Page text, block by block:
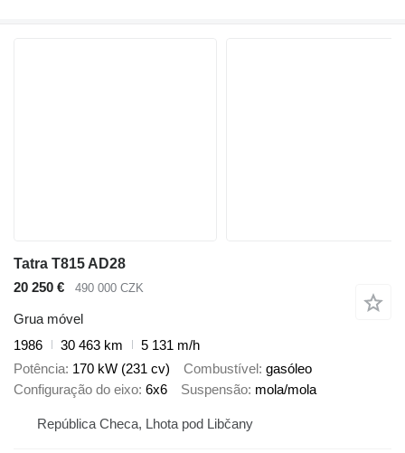
Tatra T815 AD28
20 250 €
490 000 CZK
Grua móvel
1986
30 463 km
5 131 m/h
Potência 170 kW (231 cv) Combustível gasóleo
Configuração do eixo 6x6 Suspensão mola/mola
República Checa, Lhota pod Libčany